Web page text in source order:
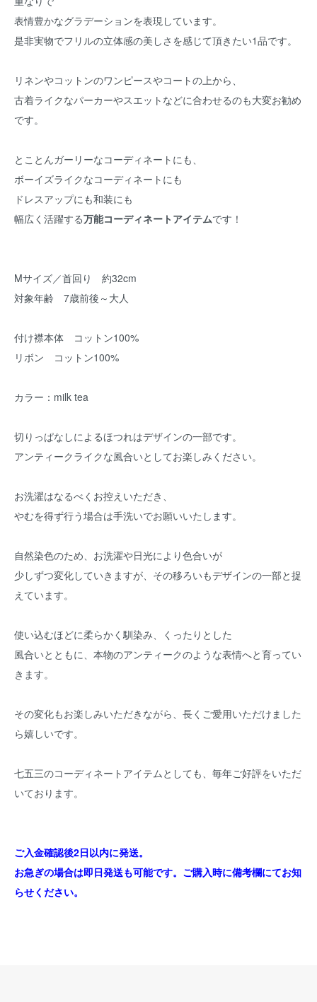
表情豊かなグラデーションを表現しています。
是非実物でフリルの立体感の美しさを感じて頂きたい1品です。
リネンやコットンのワンピースやコートの上から、
古着ライクなパーカーやスエットなどに合わせるのも大変お勧め
です。
とことんガーリーなコーディネートにも、
ボーイズライクなコーディネートにも
ドレスアップにも和装にも
幅広く活躍する万能コーディネートアイテムです！
Mサイズ／首回り 約32cm
対象年齢 7歳前後～大人
付け襟本体 コットン100%
リボン コットン100%
カラー：milk tea
切りっぱなしによるほつれはデザインの一部です。
アンティークライクな風合いとしてお楽しみください。
お洗濯はなるべくお控えいただき、
やむを得ず行う場合は手洗いでお願いいたします。
自然染色のため、お洗濯や日光により色合いが
少しずつ変化していきますが、その移ろいもデザインの一部と捉
えています。
使い込むほどに柔らかく馴染み、くったりとした
風合いとともに、本物のアンティークのような表情へと育ってい
きます。
その変化もお楽しみいただきながら、長くご愛用いただけました
ら嬉しいです。
七五三のコーディネートアイテムとしても、毎年ご好評をいただ
いております。
ご入金確認後2日以内に発送。
お急ぎの場合は即日発送も可能です。ご購入時に備考欄にてお知
らせください。